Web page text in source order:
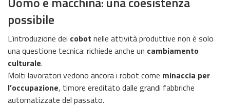
possibile
L’introduzione dei cobot nelle attività produttive non è solo
una questione tecnica: richiede anche un cambiamento
culturale.
Molti lavoratori vedono ancora i robot come minaccia per
l’occupazione, timore ereditato dalle grandi fabbriche
automatizzate del passato.